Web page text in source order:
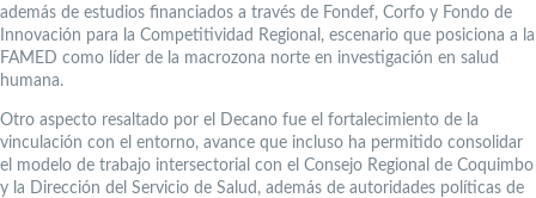
además de estudios financiados a través de Fondef, Corfo y Fondo de
Innovación para la Competitividad Regional, escenario que posiciona a la
FAMED como líder de la macrozona norte en investigación en salud
humana.
Otro aspecto resaltado por el Decano fue el fortalecimiento de la
vinculación con el entorno, avance que incluso ha permitido consolidar
el modelo de trabajo intersectorial con el Consejo Regional de Coquimbo
y la Dirección del Servicio de Salud, además de autoridades políticas de